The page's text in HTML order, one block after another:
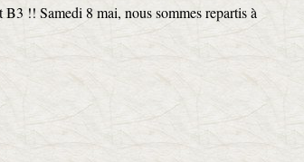
!! Samedi 8 mai, nous sommes repartis à